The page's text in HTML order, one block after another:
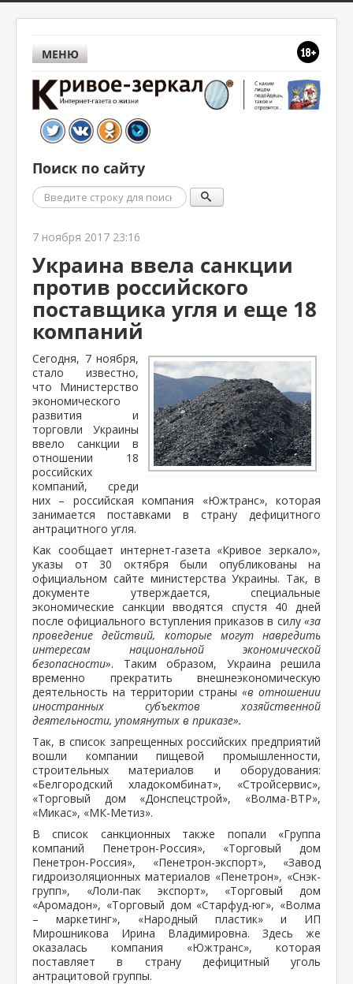
МЕНЮ
Поиск по сайту
Поиск
7 ноября 2017 23:16
Украина ввела санкции
против российского
поставщика угля и еще 18
компаний
Сегодня, 7 ноября,
стало известно,
что Министерство
экономического
развития и
торговли Украины
ввело санкции в
отношении 18
российских
компаний, среди
них – российская компания «Южтранс», которая
занимается поставками в страну дефицитного
антрацитного угля.
Как сообщает интернет-газета «Кривое зеркало»,
указы от 30 октября были опубликованы на
официальном сайте министерства Украины. Так, в
документе утверждается, специальные
экономические санкции вводятся спустя 40 дней
после официального вступления приказов в силу «за
проведение действий, которые могут навредить
интересам национальной экономической
безопасности». Таким образом, Украина решила
временно прекратить внешнеэкономическую
деятельность на территории страны «в отношении
иностранных субъектов хозяйственной
деятельности, упомянутых в приказе».
Так, в список запрещенных российских предприятий
вошли компании пищевой промышленности,
строительных материалов и оборудования:
«Белгородский хладокомбинат», «Стройсервис»,
«Торговый дом «Донспецстрой», «Волма-ВТР»,
«Микас», «МК-Метиз».
В список санкционных также попали «Группа
компаний Пенетрон-Россия», «Торговый дом
Пенетрон-Россия», «Пенетрон-экспорт», «Завод
гидроизоляционных материалов «Пенетрон», «Снэк-
групп», «Лоли-пак экспорт», «Торговый дом
«Аромадон», «Торговый дом «Старфуд-юг», «Волма
– маркетинг», «Народный пластик» и ИП
Мирошникова Ирина Владимировна. Здесь же
оказалась компания «Южтранс», которая
поставляет в страну дефицитный уголь
антрацитовой группы.